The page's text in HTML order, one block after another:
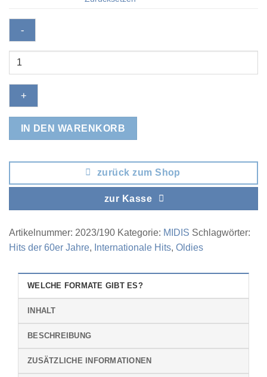
Good
charme
Menge
IN DEN WARENKORB
zurück zum Shop
zur Kasse
Artikelnummer: 2023/190 Kategorie: MIDIS Schlagwörter:
Hits der 60er Jahre, Internationale Hits, Oldies
WELCHE FORMATE GIBT ES?
INHALT
BESCHREIBUNG
ZUSÄTZLICHE INFORMATIONEN